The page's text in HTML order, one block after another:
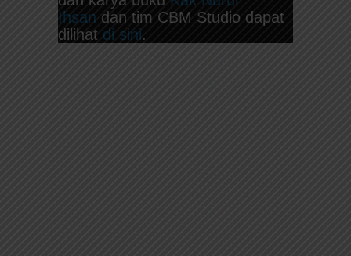
Ihsan dan tim CBM Studio dapat
dilihat di sini.